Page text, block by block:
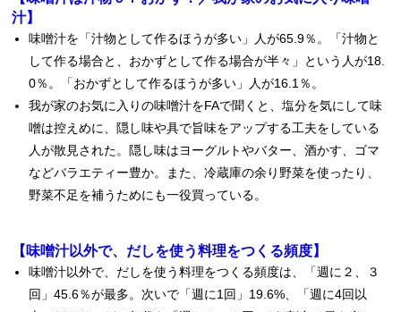
汁】
味噌汁を「汁物として作るほうが多い」人が65.9％。「汁物と
して作る場合と、おかずとして作る場合が半々」という人が18.
0％。「おかずとして作るほうが多い」人が16.1％。
我が家のお気に入りの味噌汁をFAで聞くと、塩分を気にして味
噌は控えめに、隠し味や具で旨味をアップする工夫をしている
人が散見された。隠し味はヨーグルトやバター、酒かす、ゴマ
などバラエティー豊か。また、冷蔵庫の余り野菜を使ったり、
野菜不足を補うためにも一役買っている。
【味噌汁以外で、だしを使う料理をつくる頻度】
味噌汁以外で、だしを使う料理をつくる頻度は、「週に２、３
回」45.6％が最多。次いで「週に1回」19.6%、「週に4回以